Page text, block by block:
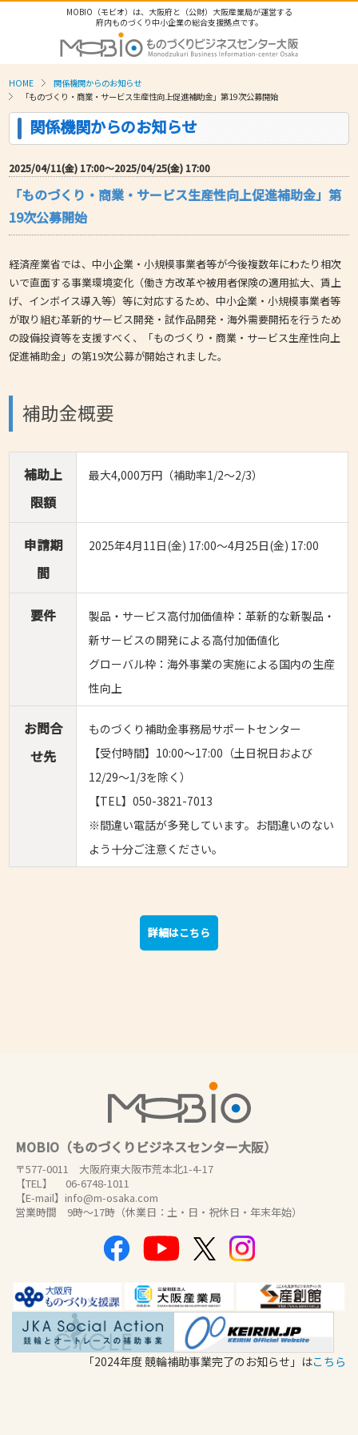
MOBIO（モビオ）は、大阪府と（公財）大阪産業局が運営する
府内ものづくり中小企業の総合支援拠点です。
HOME
関係機関からのお知らせ
「ものづくり・商業・サービス生産性向上促進補助金」第19次公募開始
関係機関からのお知らせ
2025/04/11(金) 17:00〜2025/04/25(金) 17:00
「ものづくり・商業・サービス生産性向上促進補助金」第
19次公募開始
経済産業省では、中小企業・小規模事業者等が今後複数年にわたり相次
いで直面する事業環境変化（働き方改革や被用者保険の適用拡大、賃上
げ、インボイス導入等）等に対応するため、中小企業・小規模事業者等
が取り組む革新的サービス開発・試作品開発・海外需要開拓を行うため
の設備投資等を支援すべく、「ものづくり・商業・サービス生産性向上
促進補助金」の第19次公募が開始されました。
補助金概要
補助上
限額
最大4,000万円（補助率1/2～2/3）
申請期
間
2025年4月11日(金) 17:00～4月25日(金) 17:00
要件
製品・サービス高付加価値枠：革新的な新製品・
新サービスの開発による高付加価値化
グローバル枠：海外事業の実施による国内の生産
性向上
お問合
せ先
ものづくり補助金事務局サポートセンター
【受付時間】10:00～17:00（土日祝日および
12/29～1/3を除く）
【TEL】050-3821-7013
※間違い電話が多発しています。お間違いのない
よう十分ご注意ください。
詳細はこちら
MOBIO（ものづくりビジネスセンター大阪）
〒577-0011 大阪府東大阪市荒本北1-4-17
【TEL】 06-6748-1011
【E-mail】info@m-osaka.com
営業時間 9時～17時（休業日：土・日・祝休日・年末年始）
「2024年度 競輪補助事業完了のお知らせ」はこちら